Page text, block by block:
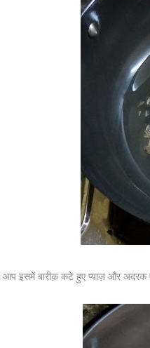
इसमें बारीक़ कटे हुए प्याज़ और अदरक